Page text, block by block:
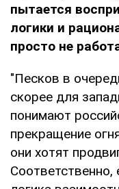
пытается
логики и
просто не
"Песков в
скорее для
понимают
прекращение
они хотят